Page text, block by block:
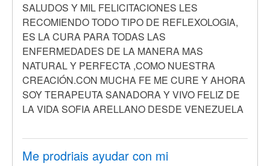
SALUDOS Y MIL FELICITACIONES LES
RECOMIENDO TODO TIPO DE REFLEXOLOGIA,
ES LA CURA PARA TODAS LAS
ENFERMEDADES DE LA MANERA MAS
NATURAL Y PERFECTA ,COMO NUESTRA
CREACIÓN.CON MUCHA FE ME CURE Y AHORA
SOY TERAPEUTA SANADORA Y VIVO FELIZ DE
LA VIDA SOFIA ARELLANO DESDE VENEZUELA
Me prodriais ayudar con mi